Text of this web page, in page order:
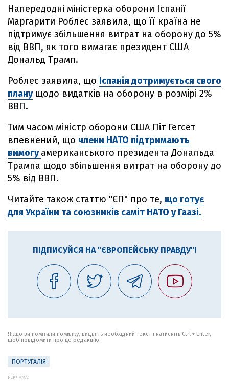
Напередодні міністерка оборони Іспанії
Маргарити Роблес заявила, що її країна не
підтримує збільшення витрат на оборону до 5%
від ВВП, як того вимагає президент США
Дональд Трамп.
Роблес заявила, що Іспанія дотримується свого
планущодо видатків на оборону в розмірі 2%
ВВП.
Тим часом міністр оборони США Піт Гегсет
впевнений, що члени НАТО підтримають
вимогуамериканського президента Дональда
Трампа щодо збільшення витрат на оборону до
5% від ВВП.
Читайте також статтю "ЄП" про те, що готує
для України та союзників саміт НАТО у Гаазі.
ПІДПИСУЙСЯ НА "ЄВРОПЕЙСЬКУ ПРАВДУ"!
Якщо ви помітили помилку, виділіть необхідний текст і натисніть Ctrl + Enter,
щоб повідомити про це редакцію.
ПОРТУГАЛІЯ
РЕКЛАМА: